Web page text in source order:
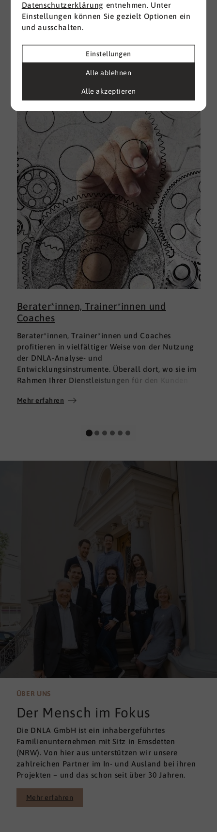
Berater*innen, Trainer*innen und
Coaches
Berater*innen, Trainer*innen und Coaches
profitieren in vielfältiger Weise von der Nutzung
der DNLA-Analyse- und
Entwicklungsinstrumente. Überall dort, wo sie im
Rahmen Ihrer Dienstleistungen für den Kunden
Soft Skills brauchen, finden sie in DNLA den
Mehr erfahren
ÜBER UNS
Der Mensch im Fokus
Die DNLA GmbH ist ein inhabergeführtes
Familienunternehmen mit Sitz in Emsdetten
(NRW). Von hier aus unterstützen wir unsere
zahlreichen Partner im In- und Ausland bei ihren
Projekten – und das schon seit über 30 Jahren.
Mehr erfahren
Datenschutzerklärung entnehmen. Unter
Einstellungen können Sie gezielt Optionen ein
und ausschalten.
Einstellungen
Alle ablehnen
Alle akzeptieren